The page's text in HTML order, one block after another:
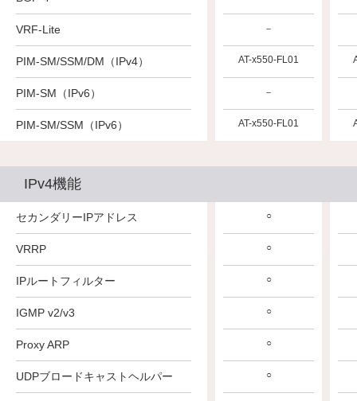
VRF-Lite
PIM-SM/SSM/DM（IPv4）
PIM-SM（IPv6）
PIM-SM/SSM（IPv6）
－
AT-x550-FL01
－
AT-x550-FL01
IPv4機能
セカンダリーIPアドレス
VRRP
IPルートフィルター
IGMP v2/v3
Proxy ARP
UDPブロードキャストヘルパー
○
○
○
○
○
○